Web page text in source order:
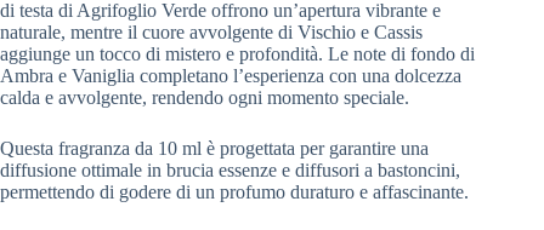
di testa di Agrifoglio Verde offrono un’apertura vibrante e
naturale, mentre il cuore avvolgente di Vischio e Cassis
aggiunge un tocco di mistero e profondità. Le note di fondo di
Ambra e Vaniglia completano l’esperienza con una dolcezza
calda e avvolgente, rendendo ogni momento speciale.
Questa fragranza da 10 ml è progettata per garantire una
diffusione ottimale in brucia essenze e diffusori a bastoncini,
permettendo di godere di un profumo duraturo e affascinante.